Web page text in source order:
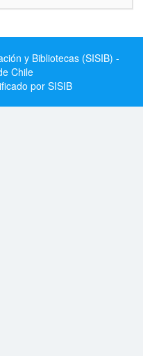
y Bibliotecas (SISIB) -
Chile
por SISIB